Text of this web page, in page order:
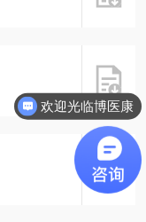
欢迎光临博医康